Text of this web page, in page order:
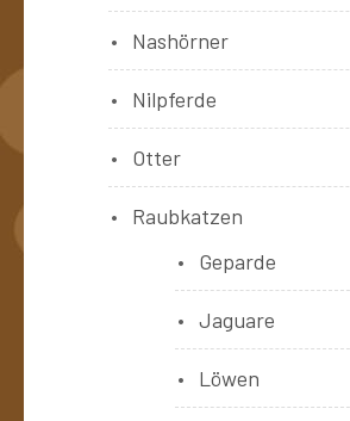
Nashörner
Nilpferde
Otter
Raubkatzen
Geparde
Jaguare
Löwen